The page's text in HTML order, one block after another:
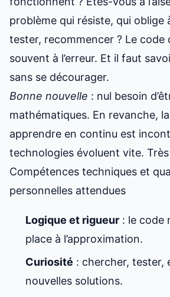
problème qui résiste, qui oblige
tester, recommencer ? Le
souvent à l’erreur. Et il faut
sans se décourager.
Bonne nouvelle : nul besoin
mathématiques. En revanche,
apprendre en continu est
technologies évoluent vite.
Compétences techniques et
personnelles attendues
Logique et rigueur : le code
place à l’approximation.
Curiosité : chercher, tester,
nouvelles solutions.